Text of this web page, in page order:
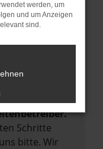
und dein
Stand
nur ein
nicht
Schritte
bitte. Wir
werden, um
und um Anzeigen
sind.